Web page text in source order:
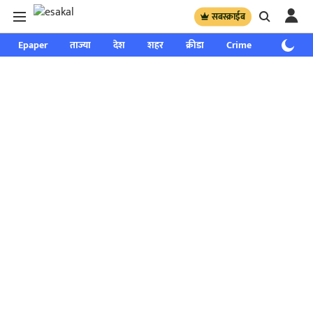
सबस्क्राईब
Epaper ताज्या देश शहर क्रीडा Crime साप्ताहिक